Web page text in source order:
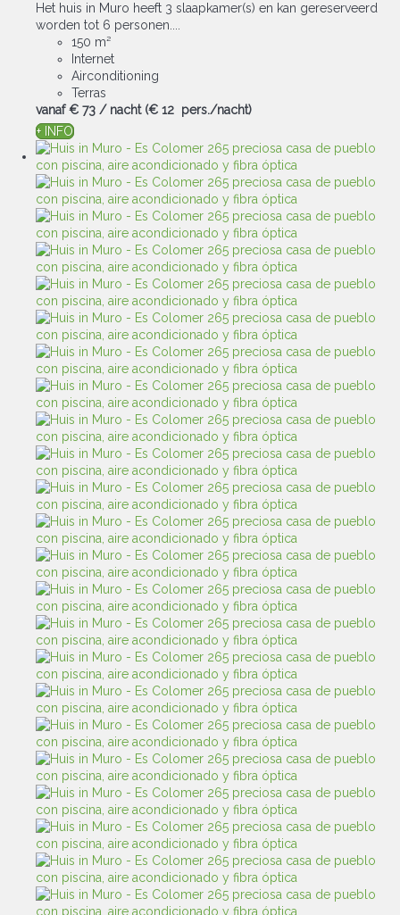
Het huis in Muro heeft 3 slaapkamer(s) en kan gereserveerd
worden tot 6 personen....
150 m²
Internet
Airconditioning
Terras
vanaf € 73 / nacht (€ 12 pers./nacht)
+ INFO